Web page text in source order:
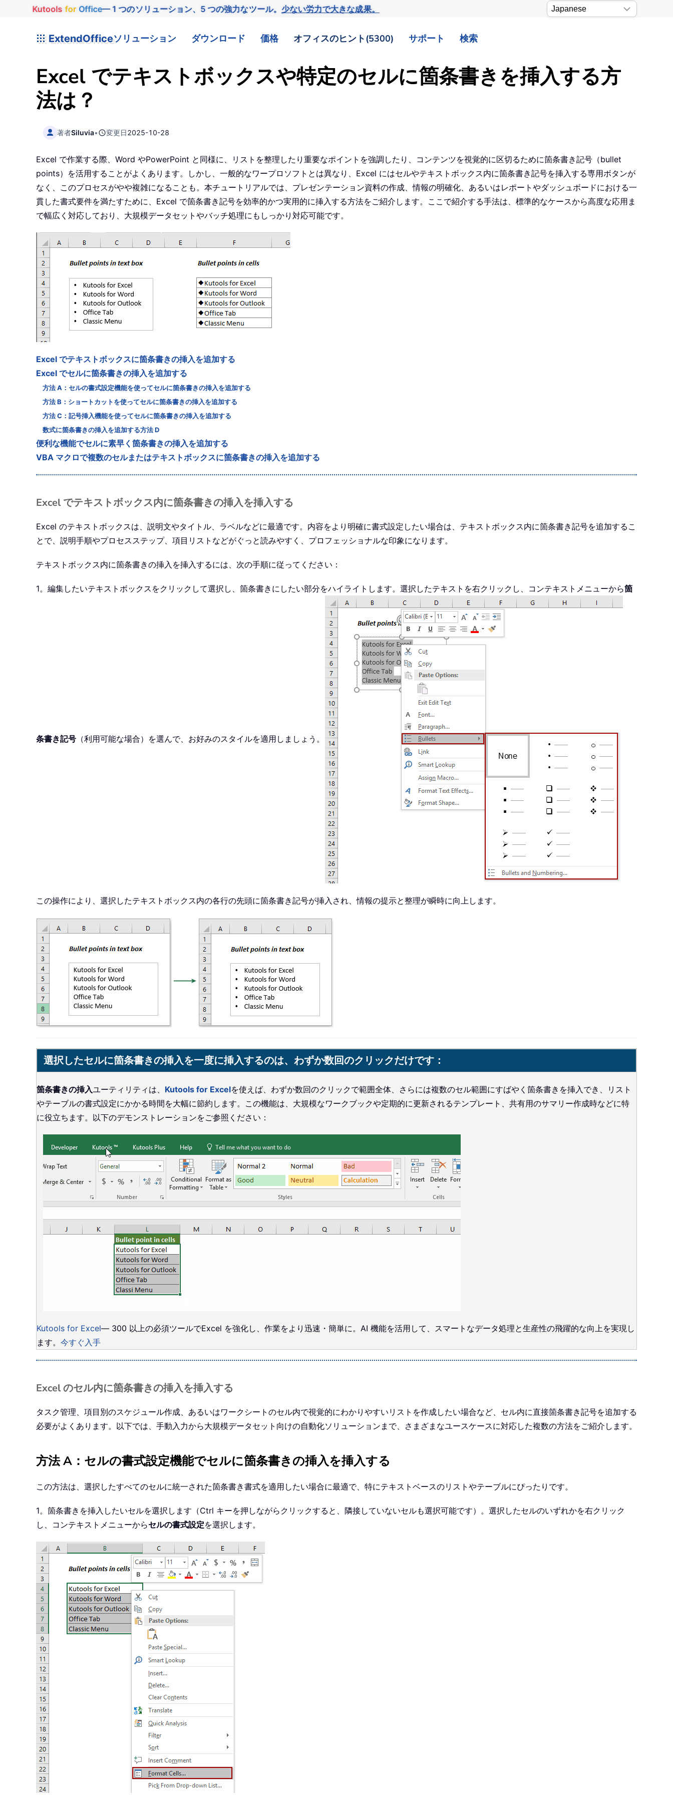
Kutools for Office— 1 つのソリューション、5 つの強力なツール。 少ない労力で大きな成果。
ExtendOfficeソリューション ダウンロード 価格 オフィスのヒント(5300) サポート 検索
Excel でテキストボックスや特定のセルに箇条書きを挿入する方
法は？
著者Siluvia• 変更日2025-10-28
Excel で作業する際、Word やPowerPoint と同様に、リストを整理したり重要なポイントを強調したり、コンテンツを視覚的に区切るために箇条書き記号（bullet
points）を活用することがよくあります。しかし、一般的なワープロソフトとは異なり、Excel にはセルやテキストボックス内に箇条書き記号を挿入する専用ボタンが
なく、このプロセスがやや複雑になることも。本チュートリアルでは、プレゼンテーション資料の作成、情報の明確化、あるいはレポートやダッシュボードにおける一
貫した書式要件を満たすために、Excel で箇条書き記号を効率的かつ実用的に挿入する方法をご紹介します。ここで紹介する手法は、標準的なケースから高度な応用ま
で幅広く対応しており、大規模データセットやバッチ処理にもしっかり対応可能です。
Excel でテキストボックスに箇条書きの挿入を追加する
Excel でセルに箇条書きの挿入を追加する
方法 A：セルの書式設定機能を使ってセルに箇条書きの挿入を追加する
方法 B：ショートカットを使ってセルに箇条書きの挿入を追加する
方法 C：記号挿入機能を使ってセルに箇条書きの挿入を追加する
数式に箇条書きの挿入を追加する方法 D
便利な機能でセルに素早く箇条書きの挿入を追加する
VBA マクロで複数のセルまたはテキストボックスに箇条書きの挿入を追加する
Excel でテキストボックス内に箇条書きの挿入を挿入する
Excel のテキストボックスは、説明文やタイトル、ラベルなどに最適です。内容をより明確に書式設定したい場合は、テキストボックス内に箇条書き記号を追加するこ
とで、説明手順やプロセスステップ、項目リストなどがぐっと読みやすく、プロフェッショナルな印象になります。
テキストボックス内に箇条書きの挿入を挿入するには、次の手順に従ってください：
1。編集したいテキストボックスをクリックして選択し、箇条書きにしたい部分をハイライトします。選択したテキストを右クリックし、コンテキストメニューから箇
条書き記号 （利用可能な場合）を選んで、お好みのスタイルを適用しましょう。
この操作により、選択したテキストボックス内の各行の先頭に箇条書き記号が挿入され、情報の提示と整理が瞬時に向上します。
選択したセルに箇条書きの挿入を一度に挿入するのは、わずか数回のクリックだけです：
箇条書きの挿入ユーティリティは、 Kutools for Excelを使えば、わずか数回のクリックで範囲全体、さらには複数のセル範囲にすばやく箇条書きを挿入でき、リスト
やテーブルの書式設定にかかる時間を大幅に節約します。この機能は、大規模なワークブックや定期的に更新されるテンプレート、共有用のサマリー作成時などに特
に役立ちます。以下のデモンストレーションをご参照ください：
Kutools for Excel— 300 以上の必須ツールでExcel を強化し、作業をより迅速・簡単に。AI 機能を活用して、スマートなデータ処理と生産性の飛躍的な向上を実現し
ます。 今すぐ入手
Excel のセル内に箇条書きの挿入を挿入する
タスク管理、項目別のスケジュール作成、あるいはワークシートのセル内で視覚的にわかりやすいリストを作成したい場合など、セル内に直接箇条書き記号を追加する
必要がよくあります。以下では、手動入力から大規模データセット向けの自動化ソリューションまで、さまざまなユースケースに対応した複数の方法をご紹介します。
方法 A：セルの書式設定機能でセルに箇条書きの挿入を挿入する
この方法は、選択したすべてのセルに統一された箇条書き書式を適用したい場合に最適で、特にテキストベースのリストやテーブルにぴったりです。
1。箇条書きを挿入したいセルを選択します（Ctrl キーを押しながらクリックすると、隣接していないセルも選択可能です）。選択したセルのいずれかを右クリック
し、コンテキストメニューからセルの書式設定を選択します。